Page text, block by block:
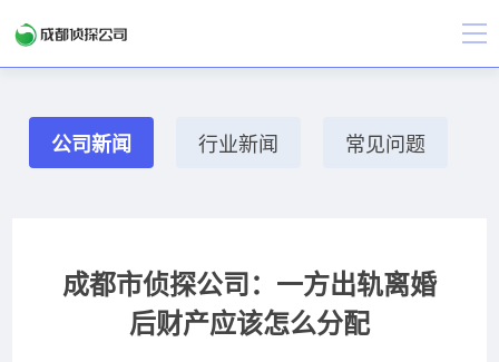
公司新闻 行业新闻 常见问题
成都市侦探公司：一方出轨离婚
后财产应该怎么分配